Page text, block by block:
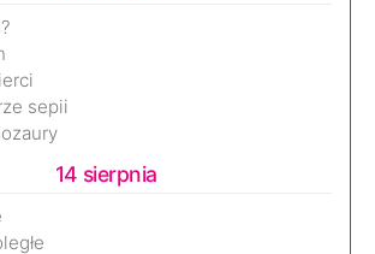
sepii
14 sierpnia